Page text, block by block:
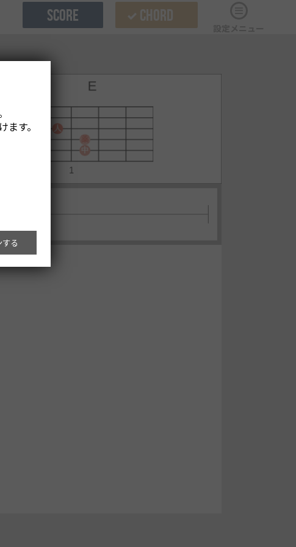
SCORE CHORD
す。
る